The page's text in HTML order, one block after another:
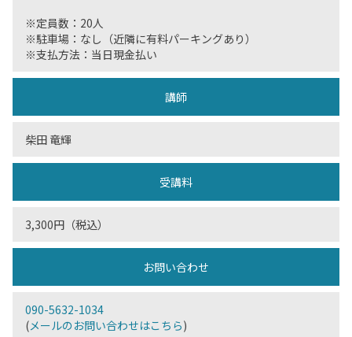
※定員数：20人
※駐車場：なし（近隣に有料パーキングあり）
※支払方法：当日現金払い
講師
柴田 竜輝
受講料
3,300円（税込）
お問い合わせ
090-5632-1034
(メールのお問い合わせはこちら)